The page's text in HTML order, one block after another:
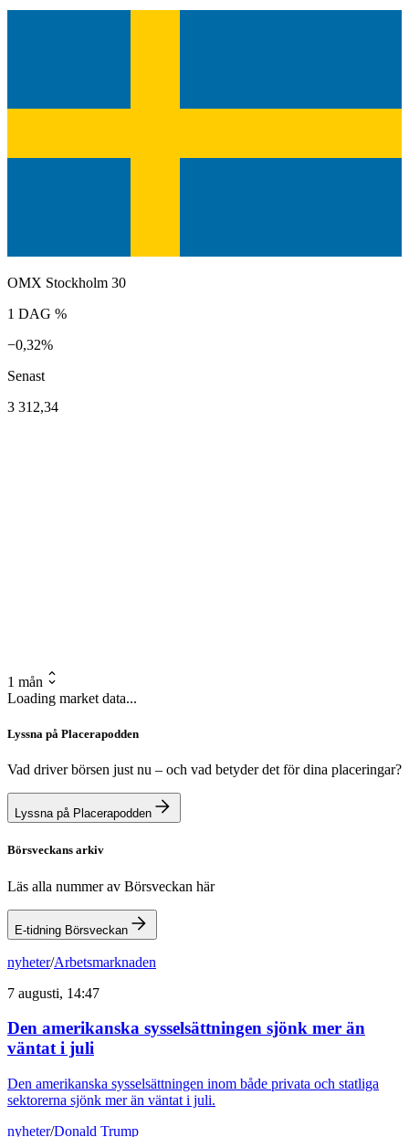
OMX Stockholm 30
1 DAG %
−0,32%
Senast
3 312,34
1 mån
Loading market data...
Lyssna på Placerapodden
Vad driver börsen just nu – och vad betyder det för dina placeringar?
Lyssna på Placerapodden
Börsveckans arkiv
Läs alla nummer av Börsveckan här
E-tidning Börsveckan
nyheter/Arbetsmarknaden
7 augusti, 14:47
Den amerikanska sysselsättningen sjönk mer än
väntat i juli
Den amerikanska sysselsättningen inom både privata och statliga
sektorerna sjönk mer än väntat i juli.
nyheter/Donald Trump